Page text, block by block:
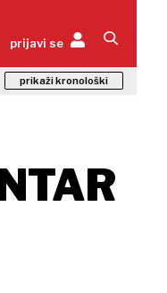
prijavi se
prikaži kronološki